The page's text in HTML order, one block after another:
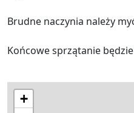
Brudne naczynia należy
Końcowe sprzątanie
+